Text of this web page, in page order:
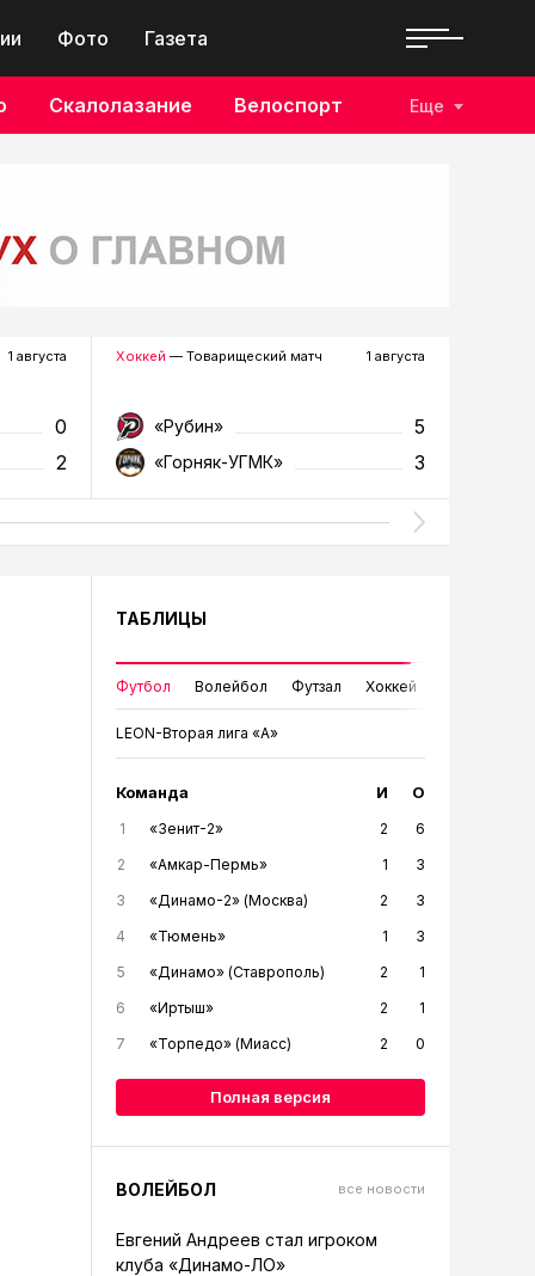
Фото Газета
Скалолазание Велоспорт Еще
1 августа
0
2
Хоккей — Товарищеский матч 1 августа
«Рубин» 5
«Горняк-УГМК» 3
ТАБЛИЦЫ
Футбол Волейбол Футзал Хоккей
LEON-Вторая лига «А»
Команда И О
1 «Зенит-2» 2
6
2
«Амкар-Пермь» 1
3
3
«Динамо-2» (Москва) 2
3
4
«Тюмень» 1
3
5
«Динамо» (Ставрополь) 2
1
6
«Иртыш» 2
1
7
«Торпедо» (Миасс) 2 0
Полная версия
ВОЛЕЙБОЛ все новости
Евгений Андреев стал игроком
клуба «Динамо-ЛО»